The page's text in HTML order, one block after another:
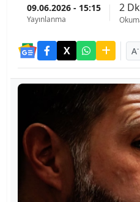
09.06.2026 - 15:15
Yayınlanma
2 Dk
A-